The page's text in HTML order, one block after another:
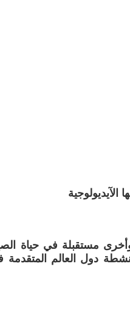
الآيديولوجية
مستقبلة في حياة
دول العالم